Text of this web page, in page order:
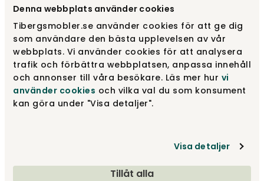
Denna webbplats använder cookies
Tibergsmobler.se använder cookies för att ge dig
som användare den bästa upplevelsen av vår
webbplats. Vi använder cookies för att analysera
trafik och förbättra webbplatsen, anpassa innehåll
och annonser till våra besökare. Läs mer hur vi
använder cookies och vilka val du som konsument
kan göra under "Visa detaljer".
Visa detaljer
Tillåt alla
Liten | Amber
1 375 kr
Fåtal i lager
Liten | Smoke Grey
Fåtal i lager
Fåtal i lager
Visa fler +1